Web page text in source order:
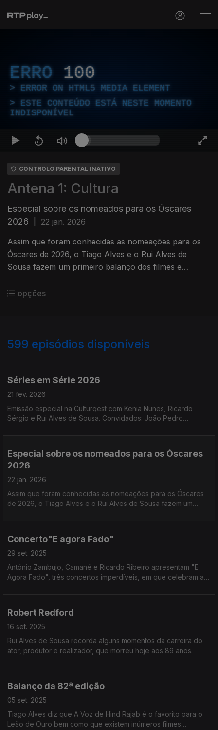
ERRO 100
ERROR ON HTML5 MEDIA ELEMENT
ESTE CONTEÚDO ESTÁ NESTE MOMENTO
INDISPONÍVEL
CONTROLO PARENTAL INATIVO
Antena 1: Cultura
Especial sobre os nomeados para os Óscares
2026
22 jan. 2026
Assim que foram conhecidas as nomeações para os
Óscares de 2026, o Tiago Alves e o Rui Alves de
Sousa fazem um primeiro balanço dos filmes e
deste ano.
opções
599 episódios disponíveis
Séries em Série 2026
21 fev. 2026
Emissão especial na Culturgest com Kenia Nunes, Ricardo
Sérgio e Rui Alves de Sousa. Convidados: João Pedro
Especial sobre os nomeados para os Óscares
2026
22 jan. 2026
Assim que foram conhecidas as nomeações para os Óscares
de 2026, o Tiago Alves e o Rui Alves de Sousa fazem um
Concerto"E agora Fado"
29 set. 2025
António Zambujo, Camané e Ricardo Ribeiro apresentam "E
Agora Fado", três concertos imperdíveis, em que celebram a
originais.
Robert Redford
16 set. 2025
Rui Alves de Sousa recorda alguns momentos da carreira do
ator, produtor e realizador, que morreu hoje aos 89 anos.
Balanço da 82ª edição
05 set. 2025
Tiago Alves diz que A Voz de Hind Rajab é o favorito para o
Leão de Ouro bem como que existem inúmeros filmes